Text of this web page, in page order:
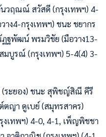
วฤณณ์ สวัสดี (กรุงเทพฯ) 4-
ง4-กรุงเทพฯ) ชนะ ชยากร
ฐพัฒน์ พรมวิชัย (มือวาง13-
บูรณ์ (กรุงเทพฯ) 5-4(4) 3-
ระยอง) ชนะ สุพิชญ์สิณี คีรี
ตญา ดูเบย์ (สมุทรสาคร)
เทพฯ) 4-0, 4-1, เพ็ญพิชชา